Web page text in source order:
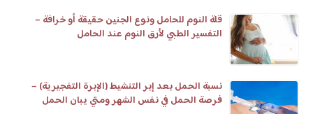
قلة النوم للحامل ونوع الجنين حقيقة أو خرافة –
التفسير الطبي لأرق النوم عند الحامل
نسبة الحمل بعد إبر التنشيط (الإبرة التفجيرية) –
فرصة الحمل في نفس الشهر ومتي يبان الحمل